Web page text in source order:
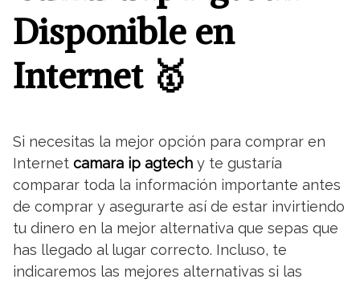
Disponible en
Internet 🥇
Si necesitas la mejor opción para comprar en
Internet camara ip agtech y te gustaría
comparar toda la información importante antes
de comprar y asegurarte así de estar invirtiendo
tu dinero en la mejor alternativa que sepas que
has llegado al lugar correcto. Incluso, te
indicaremos las mejores alternativas si las